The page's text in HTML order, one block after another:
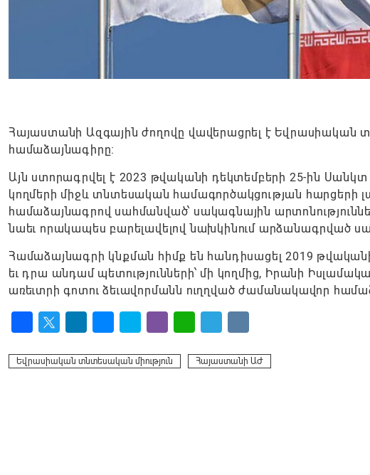
Հայաստանի Ազգային ժողովը վավերացրել է
համաձայնագիրը։
Այն ստորագրվել է 2023 թվականի դեկտեմբերի 25-ին
կողմերի միջև տնտեսական համագործակցության հարցերի
համաձայնագրով սահմանված՝ սակագնային
նաեւ որակապես բարելավելով նախկինում արձանագրված
Համաձայնագրի կնքման հիմք են հանդիսացել 2019
եւ դրա անդամ պետությունների՝ մի կողմից, Իրանի
առեւտրի գոտու ձեւավորմանն ուղղված ժամանակավոր
Եվրասիական տնտեսական միություն Հայաստանի ԱԺ